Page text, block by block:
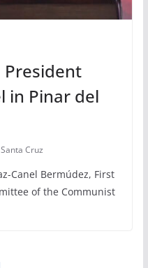
President
in Pinar del
Cruz
Canel Bermúdez, First
of the Communist